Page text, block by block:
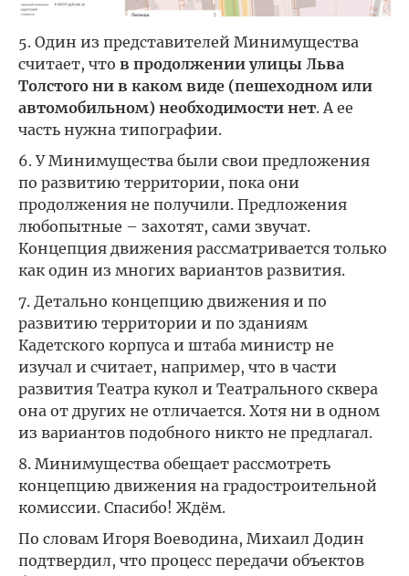
5. Один из представителей Минимущества
считает, что в продолжении улицы Льва
Толстого ни в каком виде (пешеходном или
автомобильном) необходимости нет. А ее
часть нужна типографии.
6. У Минимущества были свои предложения
по развитию территории, пока они
продолжения не получили. Предложения
любопытные – захотят, сами звучат.
Концепция движения рассматривается только
как один из многих вариантов развития.
7. Детально концепцию движения и по
развитию территории и по зданиям
Кадетского корпуса и штаба министр не
изучал и считает, например, что в части
развития Театра кукол и Театрального сквера
она от других не отличается. Хотя ни в одном
из вариантов подобного никто не предлагал.
8. Минимущества обещает рассмотреть
концепцию движения на градостроительной
комиссии. Спасибо! Ждём.
По словам Игоря Воеводина, Михаил Додин
подтвердил, что процесс передачи объектов